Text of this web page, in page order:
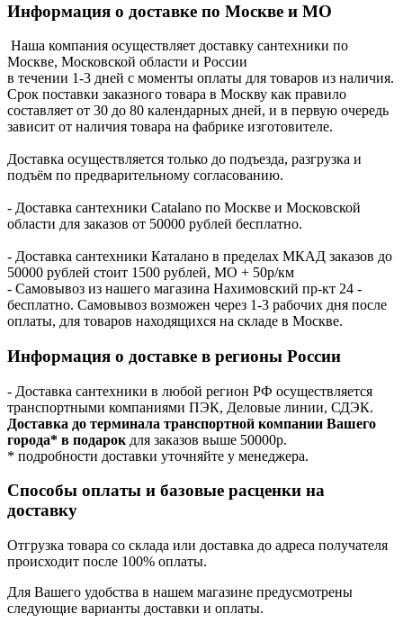
Информация о доставке по Москве и МО
Наша компания осуществляет доставку сантехники по
Москве, Московской области и России
в течении 1-3 дней с моменты оплаты для товаров из наличия.
Срок поставки заказного товара в Москву как правило
составляет от 30 до 80 календарных дней, и в первую очередь
зависит от наличия товара на фабрике изготовителе.
Доставка осуществляется только до подъезда, разгрузка и
подъём по предварительному согласованию.
- Доставка сантехники Catalano по Москве и Московской
области для заказов от 50000 рублей бесплатно.
- Доставка сантехники Каталано в пределах МКАД заказов до
50000 рублей стоит 1500 рублей, МО + 50р/км
- Самовывоз из нашего магазина Нахимовский пр-кт 24 -
бесплатно. Самовывоз возможен через 1-3 рабочих дня после
оплаты, для товаров находящихся на складе в Москве.
Информация о доставке в регионы России
- Доставка сантехники в любой регион РФ осуществляется
транспортными компаниями ПЭК, Деловые линии, СДЭК.
Доставка до терминала транспортной компании Вашего
города* в подарок для заказов выше 50000р.
* подробности доставки уточняйте у менеджера.
Способы оплаты и базовые расценки на
доставку
Отгрузка товара со склада или доставка до адреса получателя
происходит после 100% оплаты.
Для Вашего удобства в нашем магазине предусмотрены
следующие варианты доставки и оплаты.